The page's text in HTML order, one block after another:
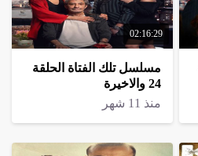
02:16:29
مسلسل تلك الفتاة الحلقة
24 والاخيرة
منذ 11 شهر